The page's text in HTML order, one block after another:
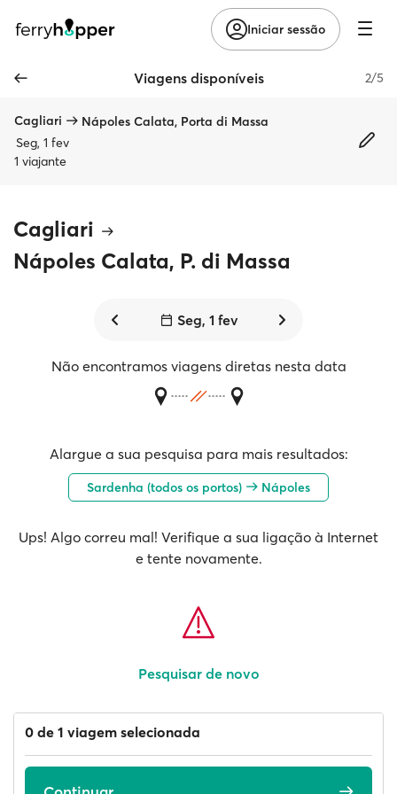
Iniciar sessão
Viagens disponíveis 2/5
Cagliari
Nápoles Calata, Porta di Massa
Seg, 1 fev
1 viajante
Cagliari
Nápoles Calata, P. di Massa
Seg, 1 fev
Não encontramos viagens diretas nesta data
Alargue a sua pesquisa para mais resultados:
Sardenha (todos os portos) Nápoles
Ups! Algo correu mal! Verifique a sua ligação à Internet
e tente novamente.
Pesquisar de novo
0 de 1 viagem selecionada